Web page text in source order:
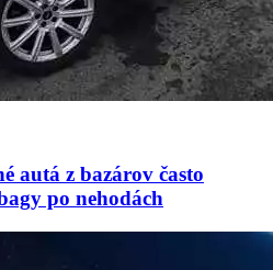
autá z bazárov často
po nehodách